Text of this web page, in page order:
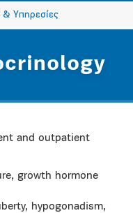
& Υπηρεσίες
and outpatient
growth hormone
hypogonadism,